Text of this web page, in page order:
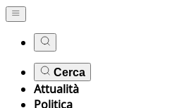
Cerca
Attualità
Politica